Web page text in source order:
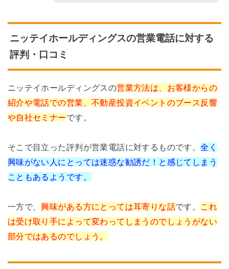
ニッテイホールディングスの営業電話に対する
評判・口コミ
ニッテイホールディングスの営業方法は、お客様からの
紹介や電話での営業、不動産投資イベントのブース反響
や自社セミナーです。
そこで目立った評判が営業電話に対するものです。全く
興味がない人にとっては迷惑な勧誘だ！と感じてしまう
こともあるようです。
一方で、興味がある方にとっては耳寄りな話です。 これ
は受け取り手によって変わってしまうのでしょうがない
部分ではあるのでしょう。